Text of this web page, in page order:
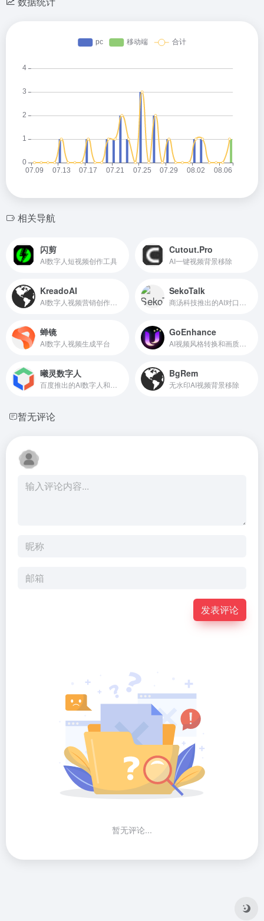
相关导航
闪剪
AI数字人短视频创作工具
Cutout.Pro
AI一键视频背景移除
KreadoAI SekoTalk
蝉镜
AI数字人视频生成平台
GoEnhance
曦灵数字人 BgRem
无水印AI视频背景移除
暂无评论
发表评论
暂无评论...